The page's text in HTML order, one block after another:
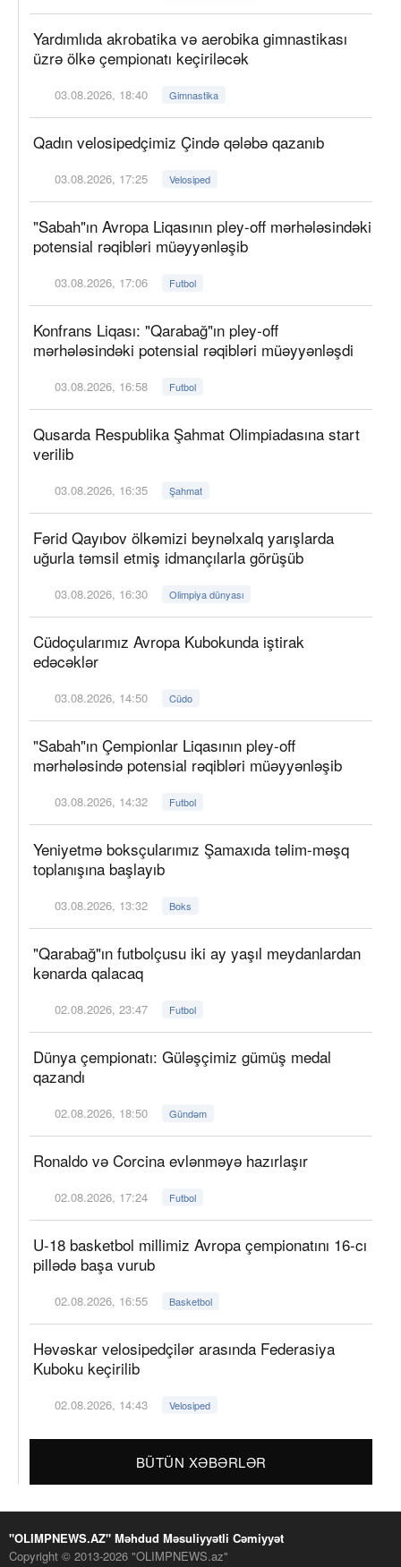
Yardımlıda akrobatika və aerobika gimnastikası
üzrə ölkə çempionatı keçiriləcək
03.08.2026, 18:40 Gimnastika
Qadın velosipedçimiz Çində qələbə qazanıb
03.08.2026, 17:25 Velosiped
"Sabah"ın Avropa Liqasının pley-off mərhələsindəki
potensial rəqibləri müəyyənləşib
03.08.2026, 17:06 Futbol
Konfrans Liqası: "Qarabağ"ın pley-off
mərhələsindəki potensial rəqibləri müəyyənləşdi
03.08.2026, 16:58 Futbol
Qusarda Respublika Şahmat Olimpiadasına start
verilib
03.08.2026, 16:35 Şahmat
Fərid Qayıbov ölkəmizi beynəlxalq yarışlarda
uğurla təmsil etmiş idmançılarla görüşüb
03.08.2026, 16:30 Olimpiya dünyası
Cüdoçularımız Avropa Kubokunda iştirak
edəcəklər
03.08.2026, 14:50 Cüdo
"Sabah"ın Çempionlar Liqasının pley-off
mərhələsində potensial rəqibləri müəyyənləşib
03.08.2026, 14:32 Futbol
Yeniyetmə boksçularımız Şamaxıda təlim-məşq
toplanışına başlayıb
03.08.2026, 13:32 Boks
"Qarabağ"ın futbolçusu iki ay yaşıl meydanlardan
kənarda qalacaq
02.08.2026, 23:47 Futbol
Dünya çempionatı: Güləşçimiz gümüş medal
qazandı
02.08.2026, 18:50 Gündəm
Ronaldo və Corcina evlənməyə hazırlaşır
02.08.2026, 17:24 Futbol
U-18 basketbol millimiz Avropa çempionatını 16-cı
pillədə başa vurub
02.08.2026, 16:55 Basketbol
Həvəskar velosipedçilər arasında Federasiya
Kuboku keçirilib
02.08.2026, 14:43 Velosiped
BÜTÜN XƏBƏRLƏR
"OLIMPNEWS.AZ" Məhdud Məsuliyyətli Cəmiyyət
Copyright © 2013-2026 "OLIMPNEWS.az"